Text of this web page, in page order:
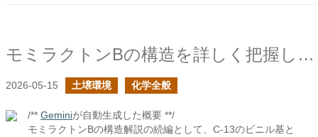
モミラクトンBの構造を詳しく把握したいの続き
2026-05-15 土壌環境 化学全般
/** Geminiが自動生成した概要 **/
モミラクトンBの構造解説の続編として、C-13のビニル基と